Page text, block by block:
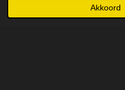
Akkoord